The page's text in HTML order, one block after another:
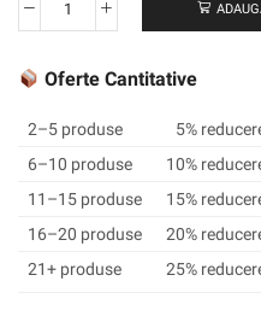
Cantitate
™
™
Film
grafic
translucid
3630-
149,
Oferte Cantitative
2–5 produse
5%
6–10 produse
10%
11–15 produse
15%
16–20 produse
20%
21+ produse
25%